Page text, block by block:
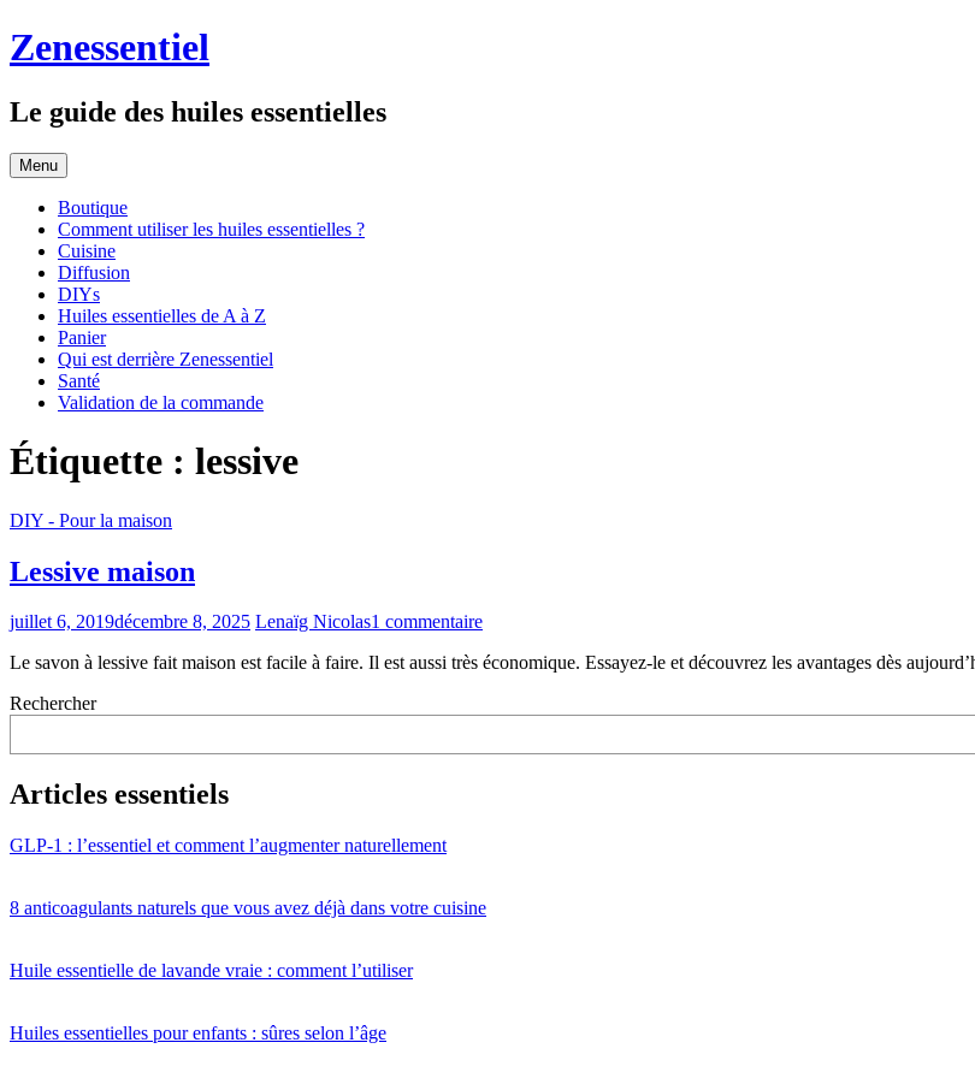
Accéder
au
principal
Zenessentiel
Le guide des huiles essentielles
Menu
Boutique
Comment utiliser les huiles essentielles ?
Cuisine
Diffusion
DIYs
Huiles essentielles de A à Z
Panier
Qui est derrière Zenessentiel
Santé
Validation de la commande
Étiquette : lessive
DIY - Pour la maison
Lessive maison
juillet 6, 2019décembre 8, 2025 Lenaïg Nicolas1 commentaire
Le savon à lessive fait maison est facile à faire. Il est aussi très économique. Essayez-le et découvrez les avantages dès
Rechercher
Articles essentiels
GLP-1 : l’essentiel et comment l’augmenter naturellement
8 anticoagulants naturels que vous avez déjà dans votre cuisine
Huile essentielle de lavande vraie : comment l’utiliser
Huiles essentielles pour enfants : sûres selon l’âge